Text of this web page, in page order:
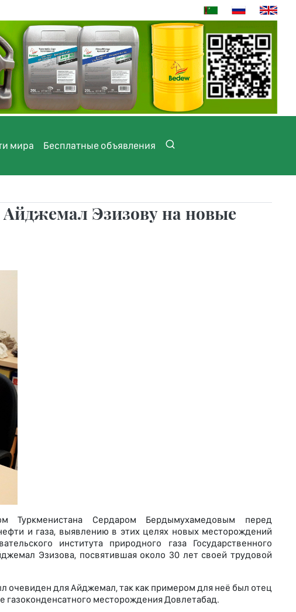
мира Бесплатные объявления
Эзизову на новые
Туркменистана Сердаром Бердымухамедовым перед
и газа, выявлению в этих целях новых месторождений
института природного газа Государственного
Эзизова, посвятившая около 30 лет своей трудовой
для Айджемал, так как примером для неё был отец
газоконденсатного месторождения Довлетабад.